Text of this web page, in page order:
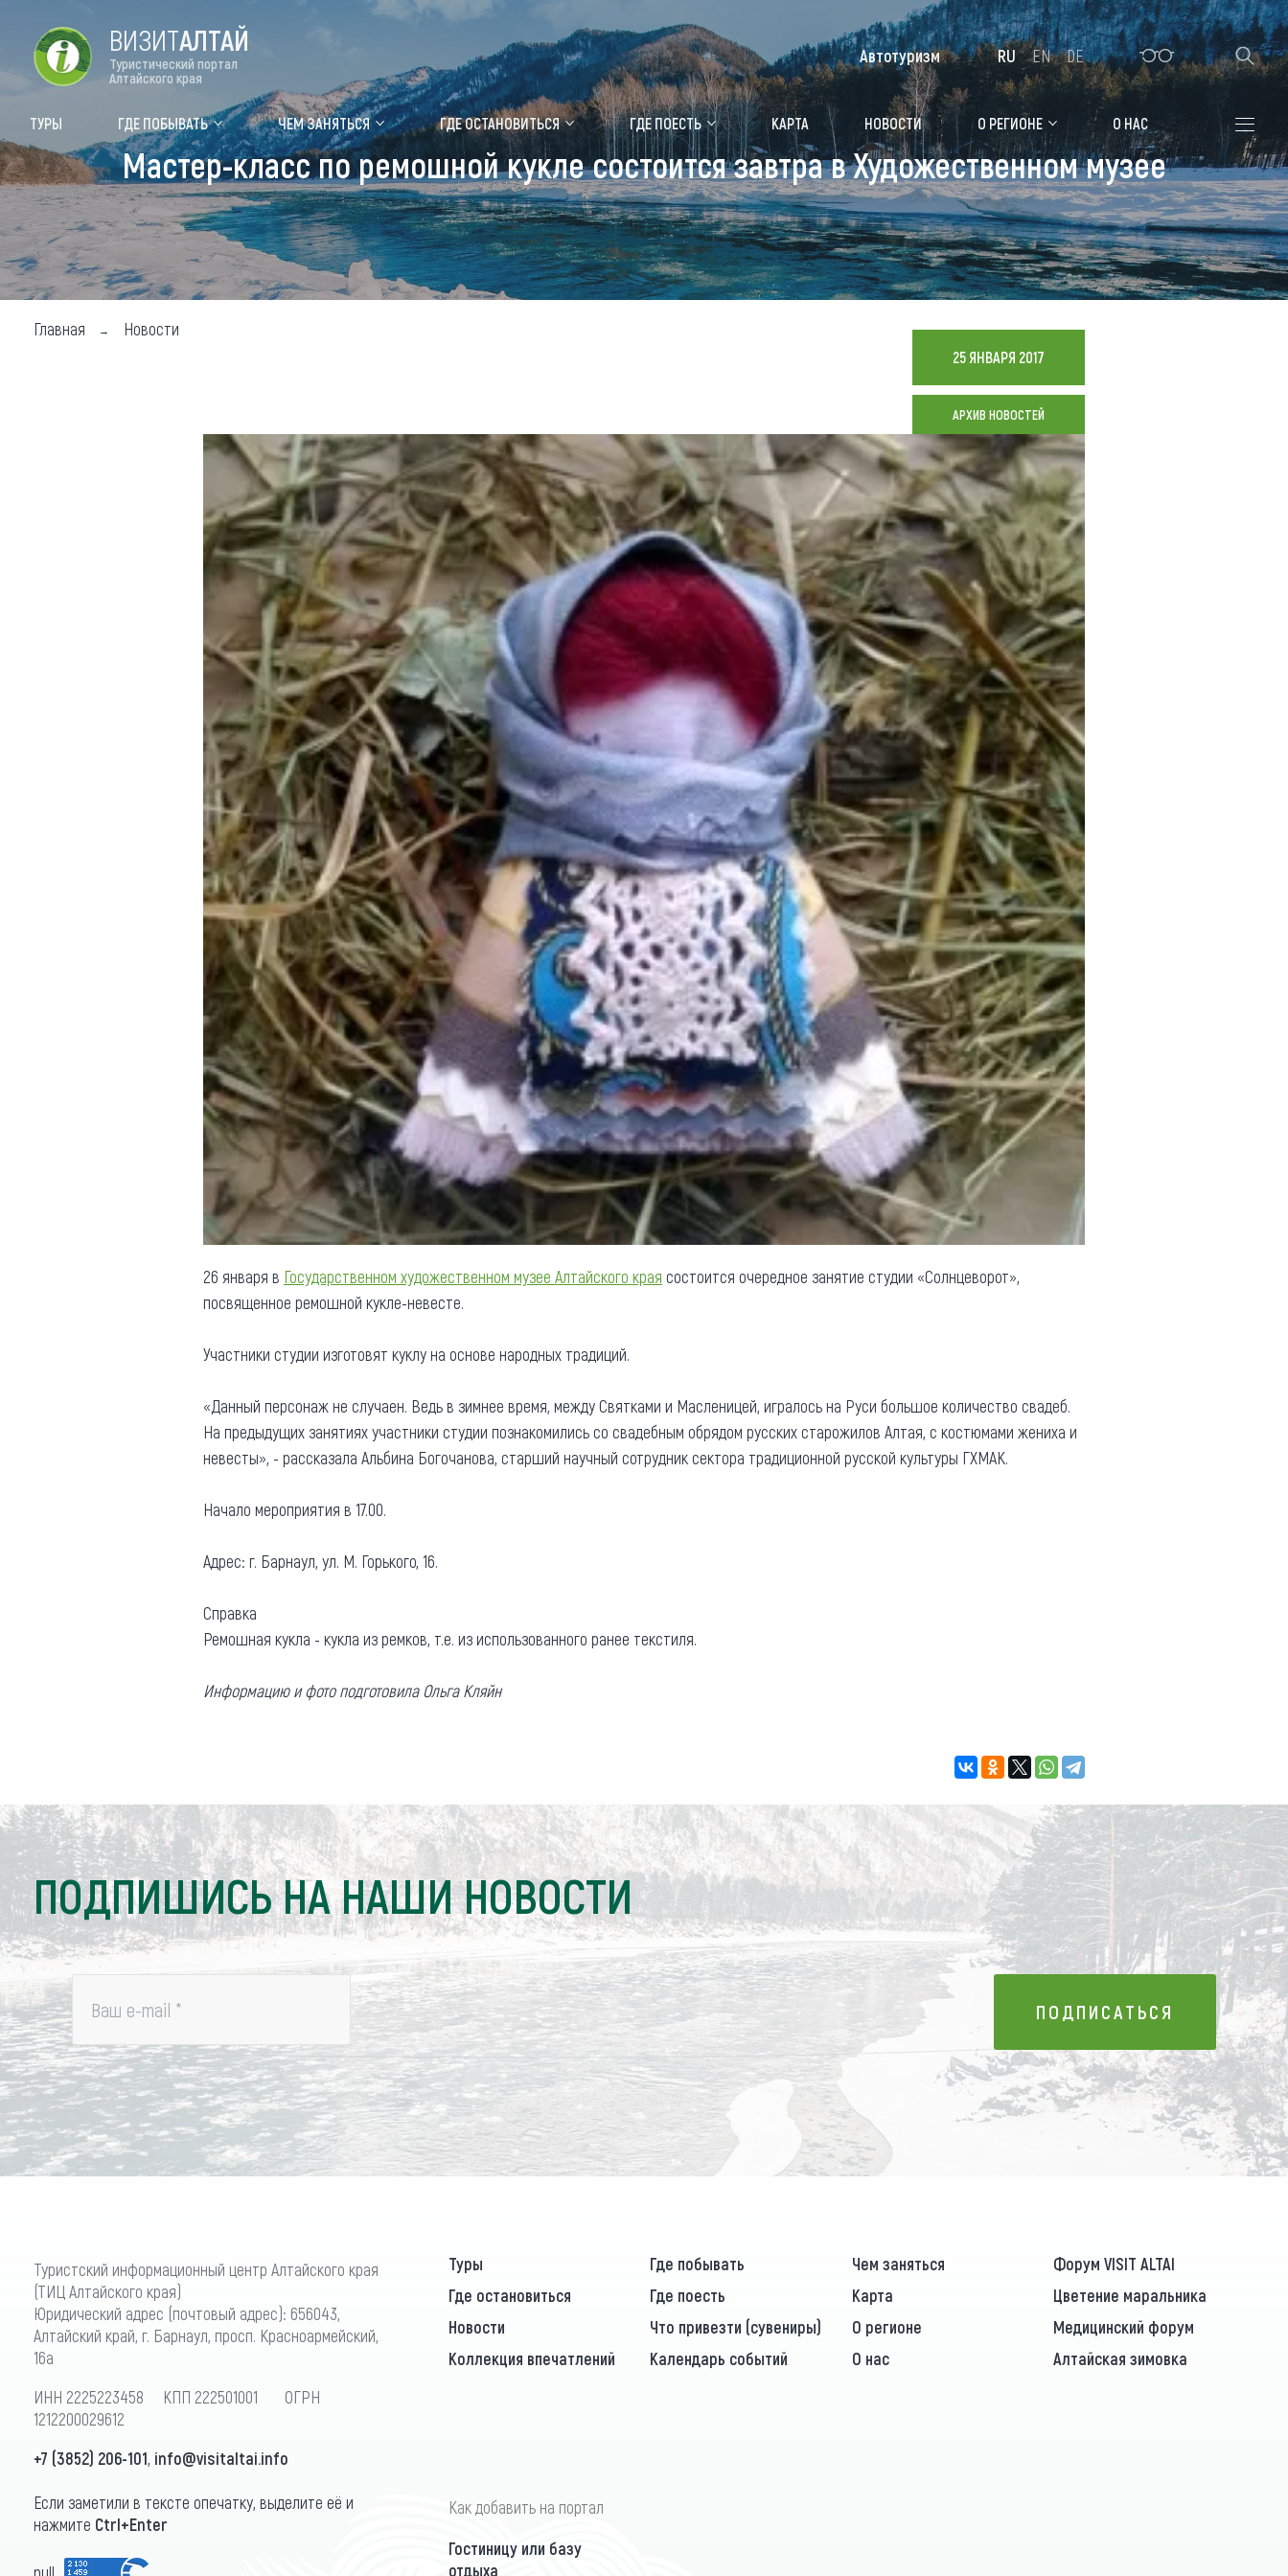
Цветение маральника Медицинский форум Алтайская зимовка
Туры Где побывать
Объекты природы
Объекты истории и культуры
Объекты развлечений
Чем заняться
Календарь событий
Аудиогид
Мой маршрут
Где остановиться
Санатории
Гостиницы, отели
Коттеджи, базы
Сельские усадьбы
Мотели, придорожные отели
Придорожные кафе
Карта
Новости
Что привезти (сувениры)
О регионе
Общая информация
Как добраться
Люди, прославившие Алтай
Карты и буклеты
Коллекция впечатлений
Блог путешественника
Видеогалерея
Фотогалерея
Реестр туроператоров
Реестр туристических
агентств Алтайского края
Обращения граждан
Противодействие коррупции
ВИЗИТАЛТАЙ
Туристический портал
Алтайского края
ТУРЫ ГДЕ ПОБЫВАТЬ ЧЕМ ЗАНЯТЬСЯ ГДЕ ОСТАНОВИТЬСЯ ГДЕ ПОЕСТЬ КАРТА НОВОСТИ О РЕГИОНЕ О НАС
Автотуризм RU EN DE
Мастер-класс по ремошной кукле состоится завтра в Художественном музее
Главная Новости
25 ЯНВАРЯ 2017
АРХИВ НОВОСТЕЙ
26 января в Государственном художественном музее Алтайского края состоится очередное занятие студии «Солнцеворот»,
посвященное ремошной кукле-невесте.
Участники студии изготовят куклу на основе народных традиций.
«Данный персонаж не случаен. Ведь в зимнее время, между Святками и Масленицей, игралось на Руси большое количество свадеб.
На предыдущих занятиях участники студии познакомились со свадебным обрядом русских старожилов Алтая, с костюмами жениха и
невесты», - рассказала Альбина Богочанова, старший научный сотрудник сектора традиционной русской культуры ГХМАК.
Начало мероприятия в 17.00.
Адрес: г. Барнаул, ул. М. Горького, 16.
Справка
Ремошная кукла - кукла из ремков, т.е. из использованного ранее текстиля.
Информацию и фото подготовила Ольга Кляйн
ПОДПИШИСЬ НА НАШИ НОВОСТИ
Ваш e-mail * ПОДПИСАТЬСЯ
ПОДПИСАТЬСЯ
Туристский информационный центр Алтайского края
(ТИЦ Алтайского края)
Юридический адрес (почтовый адрес): 656043,
Алтайский край, г. Барнаул, просп. Красноармейский,
16а
ИНН 2225223458 КПП 222501001 ОГРН
1212200029612
+7 (3852) 206-101, info@visitaltai.info
Если заметили в тексте опечатку, выделите её и
нажмите Ctrl+Enter
Туры Где побывать Чем заняться
Форум VISIT ALTAI
Где остановиться
Где поесть Карта
Цветение маральника
Новости
Что привезти (сувениры) О регионе
Медицинский форум
Коллекция впечатлений
Календарь событий О нас Алтайская зимовка
Как добавить на портал
Гостиницу или базу
отдыха